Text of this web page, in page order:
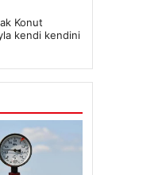
Konut
kendi kendini